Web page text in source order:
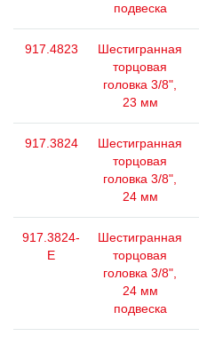
подвеска
917.4823
Шестигранная
торцовая
головка 3/8",
23 мм
917.3824
Шестигранная
торцовая
головка 3/8",
24 мм
917.3824-
E
Шестигранная
торцовая
головка 3/8",
24 мм
подвеска